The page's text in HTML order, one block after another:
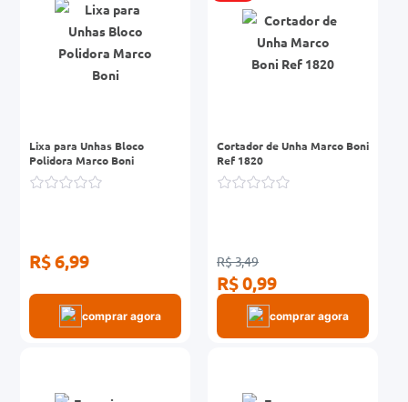
Lixa para Unhas Bloco
Polidora Marco Boni
R$ 6,99
comprar agora
Cortador de Unha Marco Boni
Ref 1820
R$ 3,49
R$ 0,99
comprar agora